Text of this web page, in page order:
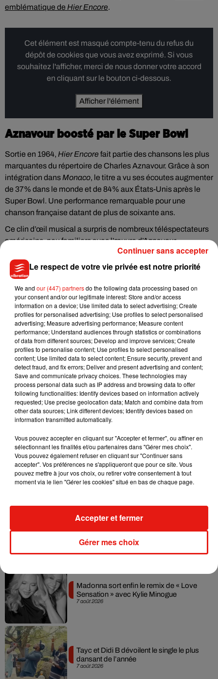
emblématique de Hier Encore.
Cet élément est masqué compte-tenu du refus du
dépôt de cookies que vous avez exprimé. Si vous
souhaitez l'afficher, merci de nous donner votre accord
en cliquant sur le bouton ci-dessous.
Afficher l'élément
Aznavour boosté par le Super Bowl
Sortie en 1964, Hier Encorefait partie des chansons les plus
marquantes du répertoire de Charles Aznavour. Grâce à son
intégration dans Monaco, le titre a vu ses écoutes augmenter
de 37% dans le monde et de 84% aux États-Unis après le
Super Bowl. Une performance remarquable pour une
chanson française datant de plus de soixante ans.
Ce clin d’œil musical a surpris de nombreux téléspectateurs
américains, peu familiers avec l’œuvre d’Aznavour.
Beaucoup se sont rués sur les plateformes pour identifier
cette mélodie élégante et nostalgique entendue au début de
Monaco
enregistre d’ailleurs une hausse globale de 9% sur Spotify.
Du côté de Bad Bunny, l’effet Super Bowl est massif. Tous les
titres joués au Super Bowl explosent, mais c’est bien
Monacoqui crée la surprise culturelle en établissant un pont
inattendu entre la pop latine contemporaine et la chanson
française des années 60.
Ce moment prouve une nouvelle fois la puissance du Super
Bowl comme vitrine mondiale. En quelques secondes de
sample, Charles Aznavour s’offre une nouvelle jeunesse
auprès d’un public international. Plus de soixante ans après
sa sortie,Hier Encoredémontre que certains classiques sont
intemporels — et qu’un show planétaire peut suffire à les
remettre sous les projecteurs.
Musique
Julien Lieb s’essaye à la vie de chatelain
7 août 2026
Madonna sort enfin le remix de « Love
Sensation » avec Kylie Minogue
7 août 2026
Tayc et Didi B dévoilent le single le plus
dansant de l’année
Le respect de votre vie privée est notre priorité
We and our (447) partnersdo the following data processing based on
your consent and/or our legitimate interest: Store and/or access
information on a device; Use limited data to select advertising; Create
profiles for personalised advertising; Use profiles to select personalised
advertising; Measure advertising performance; Measure content
performance; Understand audiences through statistics or combinations
of data from different sources; Develop and improve services; Create
profiles to personalise content; Use profiles to select personalised
content; Use limited data to select content; Ensure security, prevent and
detect fraud, and fix errors; Deliver and present advertising and content;
Save and communicate privacy choices. These technologies may
process personal data such as IP address and browsing data to offer
following functionalities: Identify devices based on information actively
requested; Use precise geolocation data; Match and combine data from
other data sources; Link different devices; Identify devices based on
information transmitted automatically.
Vous pouvez accepter en cliquant sur "Accepter et fermer", ou affiner en
sélectionnant les finalités et/ou partenaires dans "Gérer mes choix".
Vous pouvez également refuser en cliquant sur "Continuer sans
accepter". Vos préférences ne s'appliqueront que pour ce site. Vous
pouvez mettre à jour vos choix, ou retirer votre consentement à tout
moment via le lien "Gérer les cookies" situé en bas de chaque page.
Gérer mes choix
Accepter et fermer
Continuer sans accepter